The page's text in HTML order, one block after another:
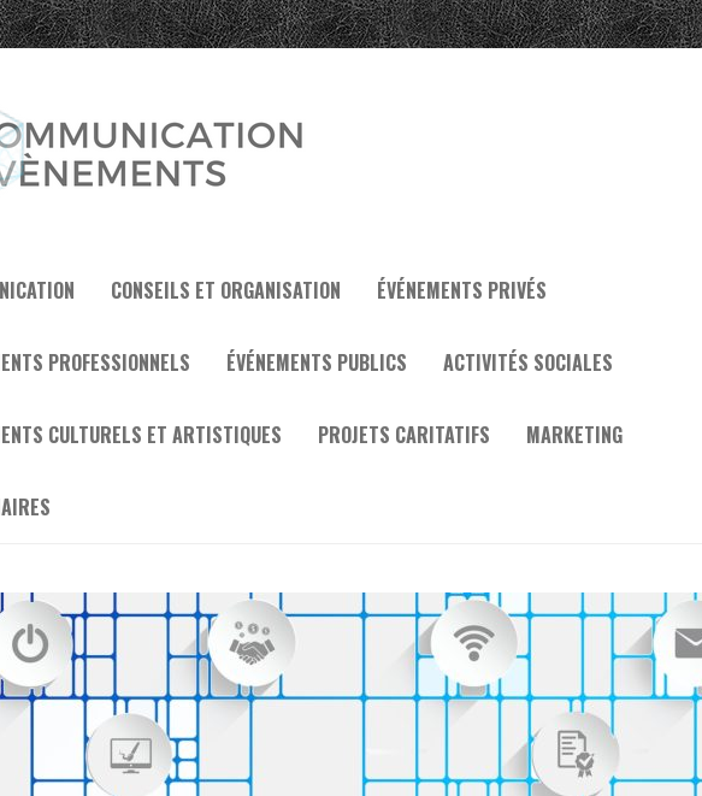
CONSEILS ET ORGANISATION ÉVÉNEMENTS PRIVÉS
PROFESSIONNELS ÉVÉNEMENTS PUBLICS ACTIVITÉS SOCIALES
CULTURELS ET ARTISTIQUES PROJETS CARITATIFS MARKETING